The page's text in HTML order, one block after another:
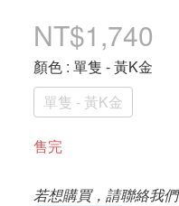
NT$1,740
顏色 : 單隻 - 黃K金
單隻 - 黃K金
售完
若想購買，請聯絡我們